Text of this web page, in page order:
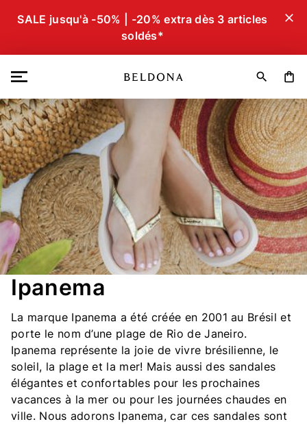
SALE jusqu'à -50% | -20% extra dès 3 articles
soldés*
close
search shopping_bag
Ipanema
La marque Ipanema a été créée en 2001 au Brésil et
porte le nom d’une plage de Rio de Janeiro.
Ipanema représente la joie de vivre brésilienne, le
soleil, la plage et la mer! Mais aussi des sandales
élégantes et confortables pour les prochaines
vacances à la mer ou pour les journées chaudes en
ville. Nous adorons Ipanema, car ces sandales sont